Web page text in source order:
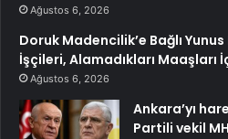
Ağustos 6, 2026
Doruk Madencilik’e Bağlı
İşçileri, Alamadıkları Maaşları
Ağustos 6, 2026
Ankara’yı
Partili vekil